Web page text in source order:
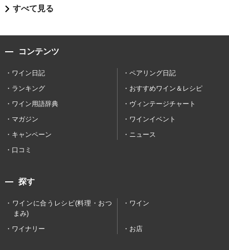
すべて見る
コンテンツ
ワイン日記
ペアリング日記
ランキング
おすすめワイン＆レシピ
ワイン用語辞典
ヴィンテージチャート
マガジン
ワインイベント
キャンペーン
ニュース
口コミ
探す
ワインに合うレシピ(料理・おつ
まみ)
ワイン
ワイナリー お店